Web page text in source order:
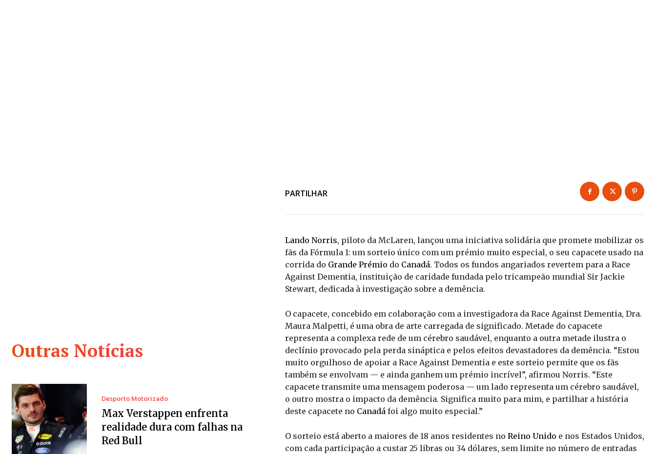
Outras Notícias
Desporto Motorizado
Max Verstappen enfrenta
realidade dura com falhas na
Red Bull
PARTILHAR
Lando Norris, piloto da McLaren, lançou uma iniciativa solidária que promete mobilizar os
fãs da Fórmula 1: um sorteio único com um prémio muito especial, o seu capacete usado na
corrida do Grande Prémio do Canadá. Todos os fundos angariados revertem para a Race
Against Dementia, instituição de caridade fundada pelo tricampeão mundial Sir Jackie
Stewart, dedicada à investigação sobre a demência.
O capacete, concebido em colaboração com a investigadora da Race Against Dementia, Dra.
Maura Malpetti, é uma obra de arte carregada de significado. Metade do capacete
representa a complexa rede de um cérebro saudável, enquanto a outra metade ilustra o
declínio provocado pela perda sináptica e pelos efeitos devastadores da demência. “Estou
muito orgulhoso de apoiar a Race Against Dementia e este sorteio permite que os fãs
também se envolvam — e ainda ganhem um prémio incrível”, afirmou Norris. “Este
capacete transmite uma mensagem poderosa — um lado representa um cérebro saudável,
o outro mostra o impacto da demência. Significa muito para mim, e partilhar a história
deste capacete no Canadá foi algo muito especial.”
O sorteio está aberto a maiores de 18 anos residentes no Reino Unido e nos Estados Unidos,
com cada participação a custar 25 libras ou 34 dólares, sem limite no número de entradas